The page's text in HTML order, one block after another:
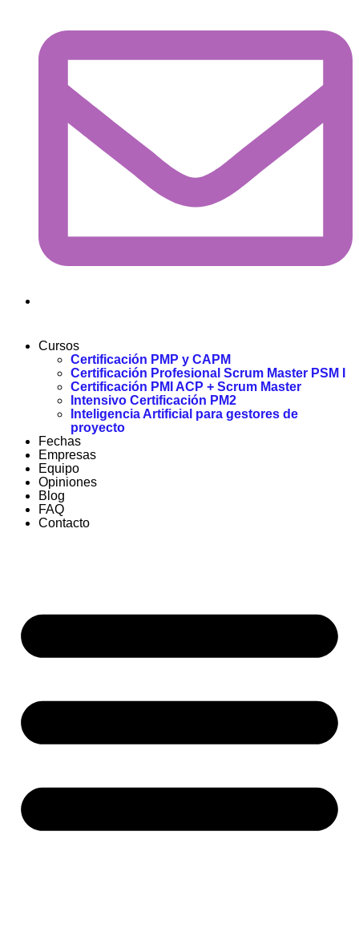
Cursos
Certificación PMP y CAPM
Certificación Profesional Scrum Master PSM I
Certificación PMI ACP + Scrum Master
Intensivo Certificación PM2
Inteligencia Artificial para gestores de
proyecto
Fechas
Empresas
Equipo
Opiniones
Blog
FAQ
Contacto